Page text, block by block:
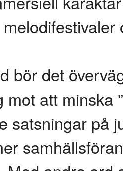
bör det
mot att minska
satsningar på